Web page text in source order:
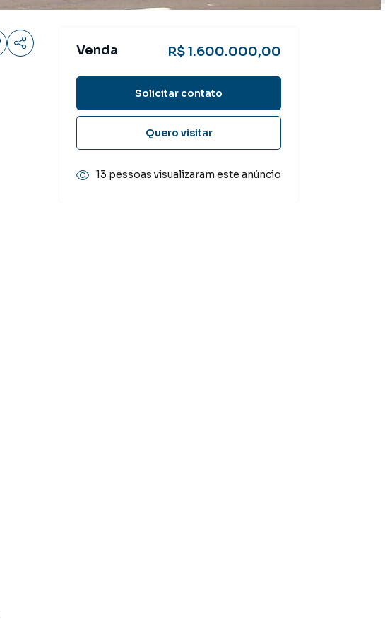
Venda R$ 1.600.000,00
Solicitar contato
Quero visitar
13 pessoas visualizaram este anúncio